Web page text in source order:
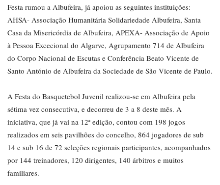
Festa rumou a Albufeira, já apoiou as seguintes instituições:
AHSA- Associação Humanitária Solidariedade Albufeira, Santa
Casa da Misericórdia de Albufeira, APEXA- Associação de Apoio
à Pessoa Excecional do Algarve, Agrupamento 714 de Albufeira
do Corpo Nacional de Escutas e Conferência Beato Vicente de
Santo António de Albufeira da Sociedade de São Vicente de Paulo.
A Festa do Basquetebol Juvenil realizou-se em Albufeira pela
sétima vez consecutiva, e decorreu de 3 a 8 deste mês. A
iniciativa, que já vai na 12ª edição, contou com 198 jogos
realizados em seis pavilhões do concelho, 864 jogadores de sub
14 e sub 16 de 72 seleções regionais participantes, acompanhados
por 144 treinadores, 120 dirigentes, 140 árbitros e muitos
familiares.